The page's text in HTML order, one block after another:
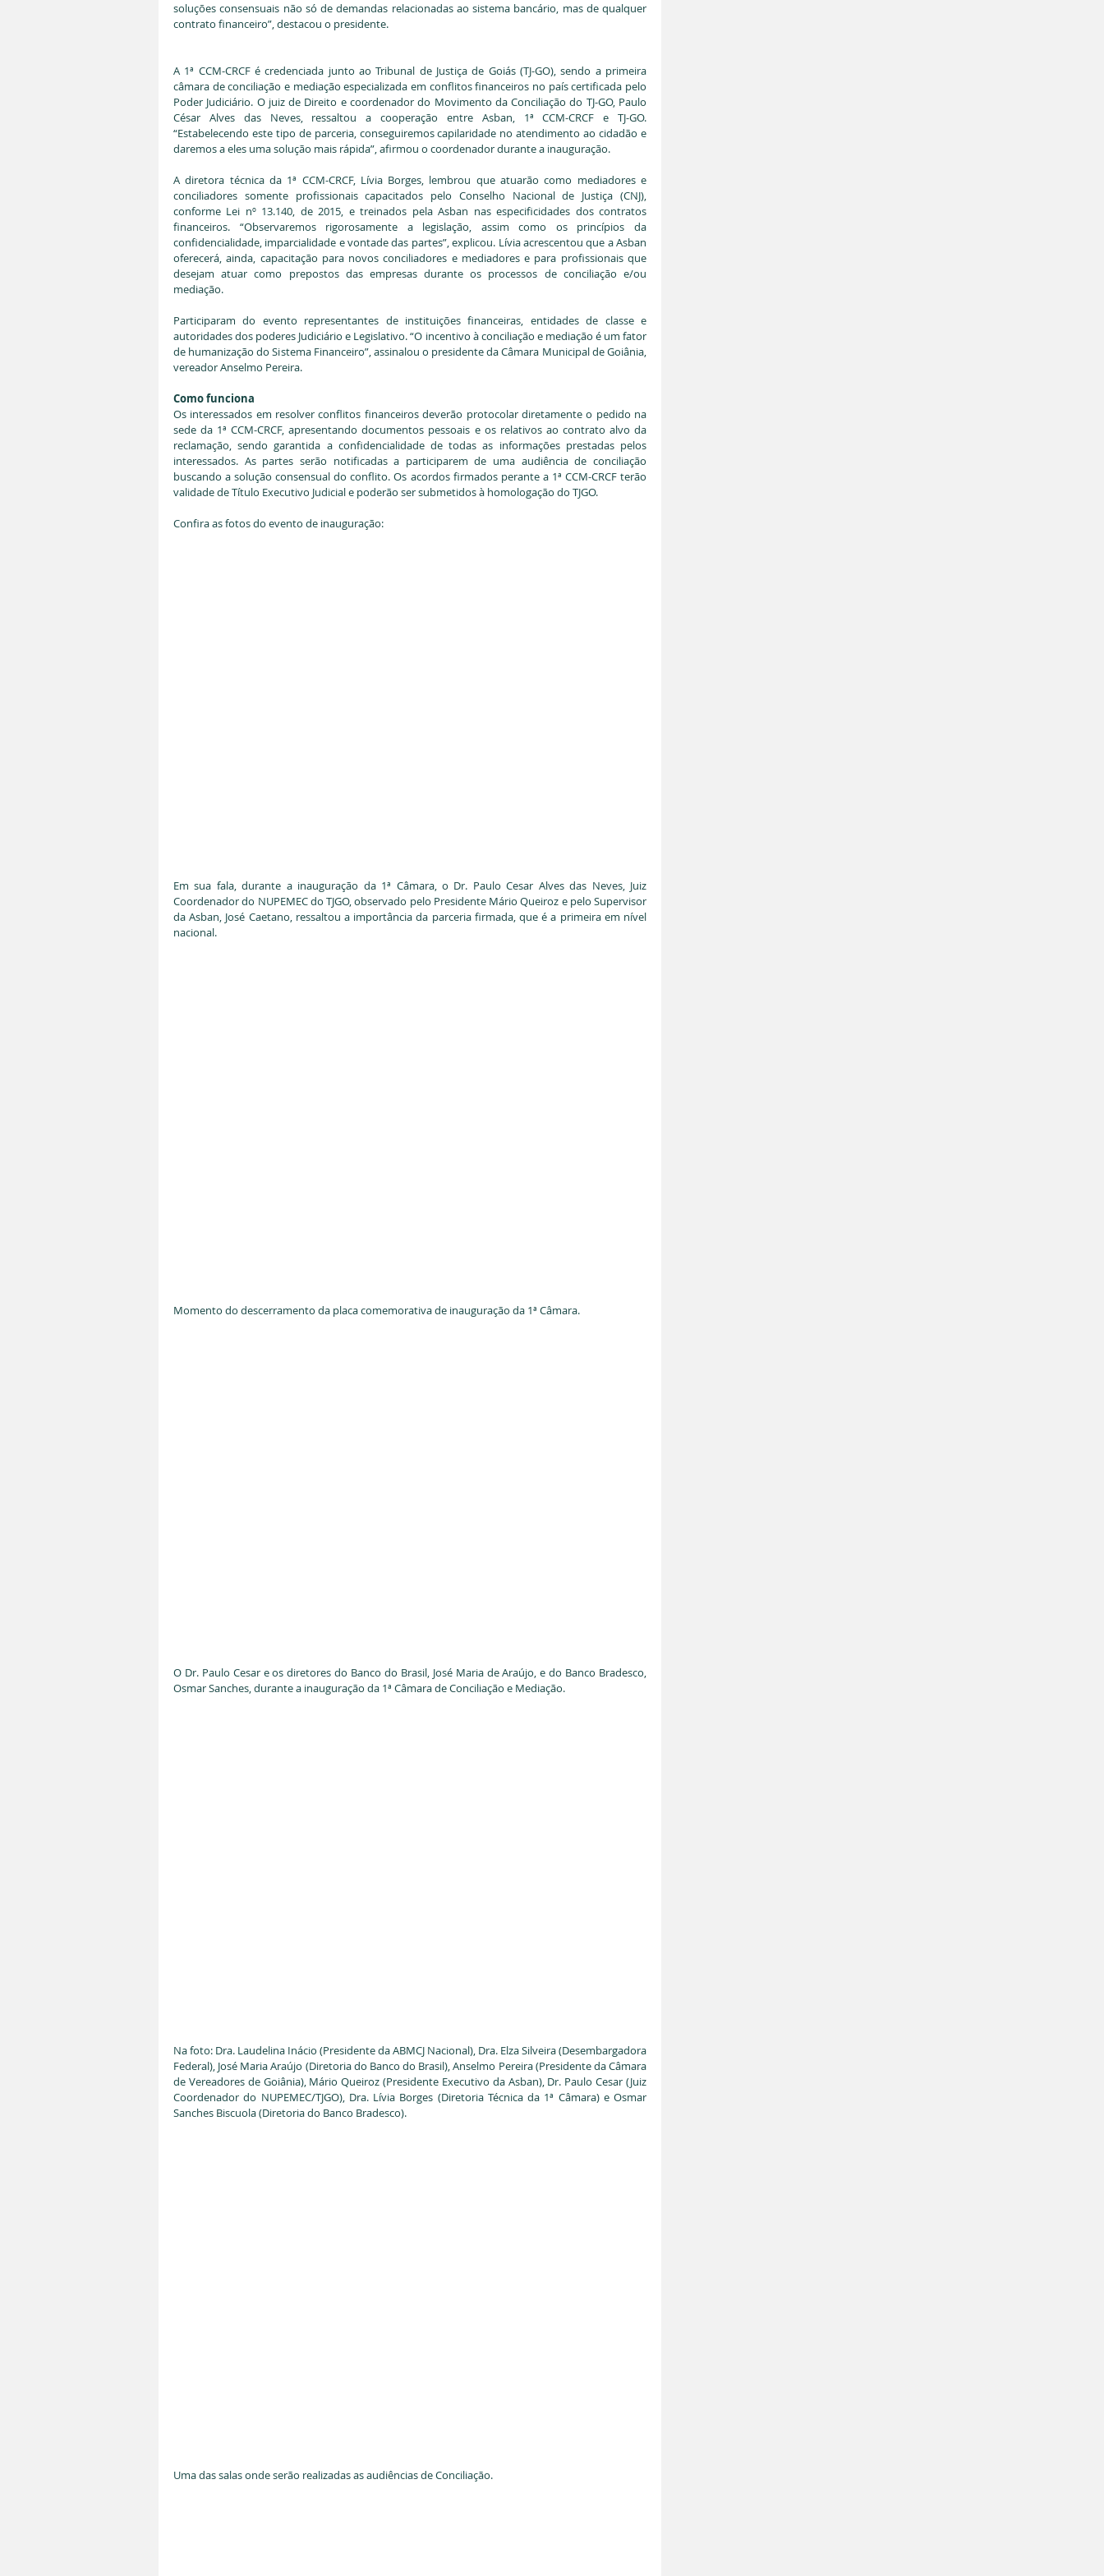
soluções consensuais não só de demandas relacionadas ao sistema bancário, mas de qualquer
contrato financeiro”, destacou o presidente.
A 1ª CCM-CRCF é credenciada junto ao Tribunal de Justiça de Goiás (TJ-GO), sendo a primeira
câmara de conciliação e mediação especializada em conflitos financeiros no país certificada pelo
Poder Judiciário. O juiz de Direito e coordenador do Movimento da Conciliação do TJ-GO, Paulo
César Alves das Neves, ressaltou a cooperação entre Asban, 1ª CCM-CRCF e TJ-GO.
“Estabelecendo este tipo de parceria, conseguiremos capilaridade no atendimento ao cidadão e
daremos a eles uma solução mais rápida”, afirmou o coordenador durante a inauguração.
A diretora técnica da 1ª CCM-CRCF, Lívia Borges, lembrou que atuarão como mediadores e
conciliadores somente profissionais capacitados pelo Conselho Nacional de Justiça (CNJ),
conforme Lei nº 13.140, de 2015, e treinados pela Asban nas especificidades dos contratos
financeiros. “Observaremos rigorosamente a legislação, assim como os princípios da
confidencialidade, imparcialidade e vontade das partes”, explicou. Lívia acrescentou que a Asban
oferecerá, ainda, capacitação para novos conciliadores e mediadores e para profissionais que
desejam atuar como prepostos das empresas durante os processos de conciliação e/ou
mediação.
Participaram do evento representantes de instituições financeiras, entidades de classe e
autoridades dos poderes Judiciário e Legislativo. “O incentivo à conciliação e mediação é um fator
de humanização do Sistema Financeiro”, assinalou o presidente da Câmara Municipal de Goiânia,
vereador Anselmo Pereira.
Como funciona
Os interessados em resolver conflitos financeiros deverão protocolar diretamente o pedido na
sede da 1ª CCM-CRCF, apresentando documentos pessoais e os relativos ao contrato alvo da
reclamação, sendo garantida a confidencialidade de todas as informações prestadas pelos
interessados. As partes serão notificadas a participarem de uma audiência de conciliação
buscando a solução consensual do conflito. Os acordos firmados perante a 1ª CCM-CRCF terão
validade de Título Executivo Judicial e poderão ser submetidos à homologação do TJGO.
Confira as fotos do evento de inauguração:
Em sua fala, durante a inauguração da 1ª Câmara, o Dr. Paulo Cesar Alves das Neves, Juiz
Coordenador do NUPEMEC do TJGO, observado pelo Presidente Mário Queiroz e pelo Supervisor
da Asban, José Caetano, ressaltou a importância da parceria firmada, que é a primeira em nível
nacional.
Momento do descerramento da placa comemorativa de inauguração da 1ª Câmara.
O Dr. Paulo Cesar e os diretores do Banco do Brasil, José Maria de Araújo, e do Banco Bradesco,
Osmar Sanches, durante a inauguração da 1ª Câmara de Conciliação e Mediação.
Na foto: Dra. Laudelina Inácio (Presidente da ABMCJ Nacional), Dra. Elza Silveira (Desembargadora
Federal), José Maria Araújo (Diretoria do Banco do Brasil), Anselmo Pereira (Presidente da Câmara
de Vereadores de Goiânia), Mário Queiroz (Presidente Executivo da Asban), Dr. Paulo Cesar (Juiz
Coordenador do NUPEMEC/TJGO), Dra. Lívia Borges (Diretoria Técnica da 1ª Câmara) e Osmar
Sanches Biscuola (Diretoria do Banco Bradesco).
Uma das salas onde serão realizadas as audiências de Conciliação.